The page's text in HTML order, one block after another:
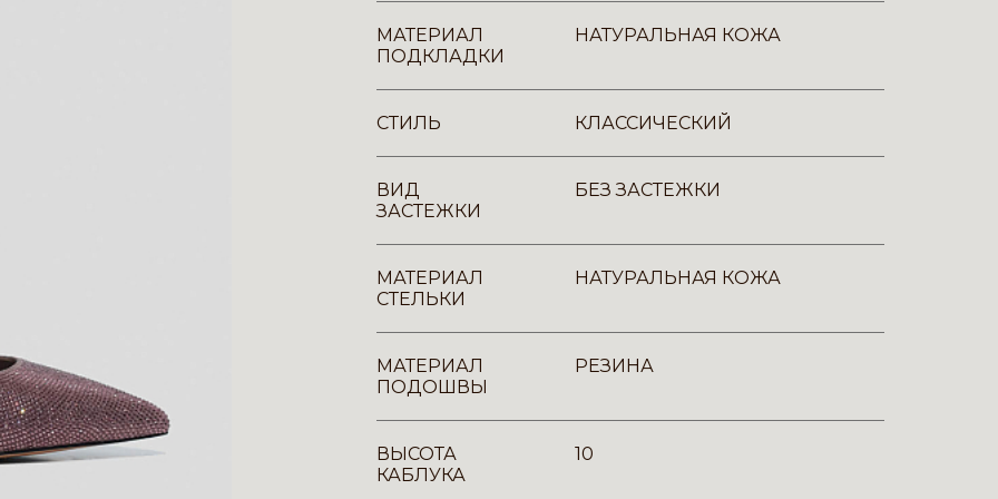
МАТЕРИАЛ
ПОДКЛАДКИ
НАТУРАЛЬНАЯ КОЖА
СТИЛЬ КЛАССИЧЕСКИЙ
ВИД
ЗАСТЕЖКИ
БЕЗ ЗАСТЕЖКИ
МАТЕРИАЛ
СТЕЛЬКИ
НАТУРАЛЬНАЯ КОЖА
МАТЕРИАЛ
ПОДОШВЫ
РЕЗИНА
ВЫСОТА
КАБЛУКА
10